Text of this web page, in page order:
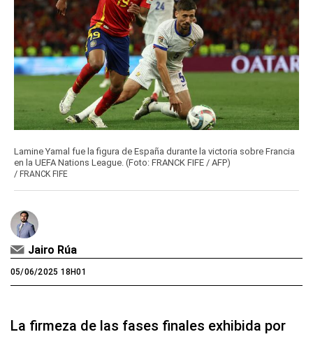
Lamine Yamal fue la figura de España durante la victoria sobre Francia
en la UEFA Nations League. (Foto: FRANCK FIFE / AFP)
/ FRANCK FIFE
Jairo Rúa
05/06/2025 18H01
La firmeza de las fases finales exhibida por